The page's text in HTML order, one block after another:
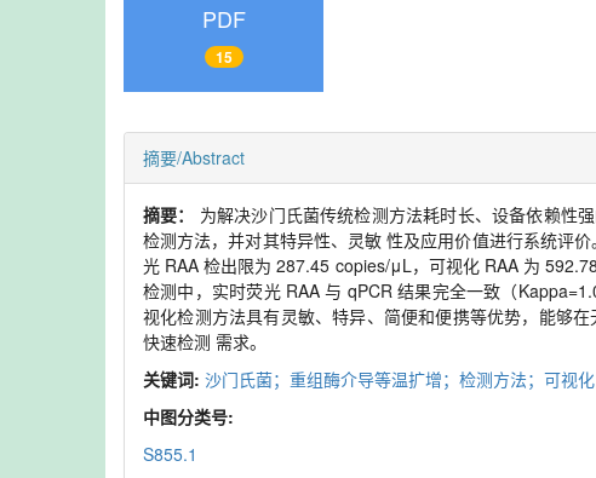
PDF
15
摘要/Abstract
摘要： 为解决沙门氏菌传统检测方法耗时长、设备依赖性
检测方法，并对其特异性、灵敏 性及应用价值进行系统评
光 RAA 检出限为 287.45 copies/μL，可视化 RAA 为
检测中，实时荧光 RAA 与 qPCR 结果完全一致（
视化检测方法具有灵敏、特异、简便和便携等优势，能够
快速检测 需求。
关键词: 沙门氏菌；重组酶介导等温扩增；检测方法；可视
中图分类号:
S855.1